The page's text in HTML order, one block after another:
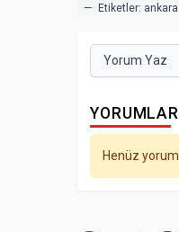
— Etiketler:
Yorum Yaz
Henüz yorum